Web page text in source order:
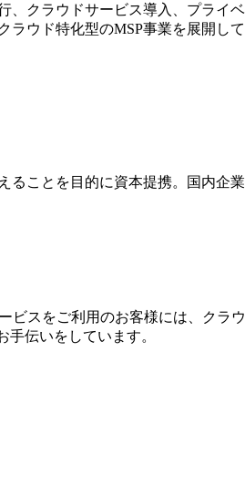
クラウドサービス導入、プライ
ウド特化型のMSP事業を展開し
ことを目的に資本提携。国内企
ビスをご利⽤のお客様には、ク
伝いをしています。